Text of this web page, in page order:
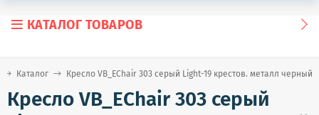
КАТАЛОГ ТОВАРОВ
Каталог Кресло VB_EChair 303 серый Light-19 крестов. металл черный
Кресло VB_EChair 303 серый